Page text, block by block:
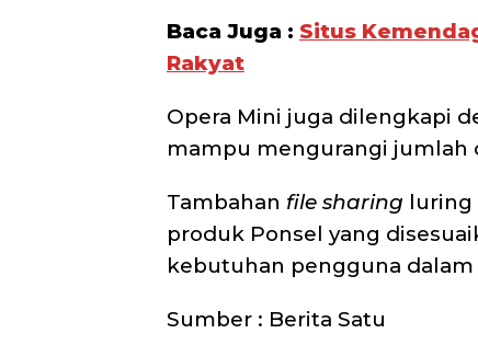
Baca Juga : Situs
Rakyat
Opera Mini juga dilengkapi
mampu mengurangi jumlah
Tambahan file sharing luring
produk Ponsel yang
kebutuhan pengguna dalam
Sumber : Berita Satu